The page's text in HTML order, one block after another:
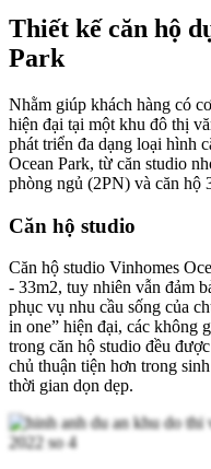
Thiết kế căn hộ
Park
Nhằm giúp khách hàng có
hiện đại tại một khu đô thị
phát triển đa dạng loại hình
Ocean Park, từ căn studio
phòng ngủ (2PN) và căn hộ
Căn hộ studio
Căn hộ studio Vinhomes
- 33m2, tuy nhiên vẫn đảm
phục vụ nhu cầu sống của
in one” hiện đại, các không
trong căn hộ studio đều
chủ thuận tiện hơn trong
thời gian dọn dẹp.